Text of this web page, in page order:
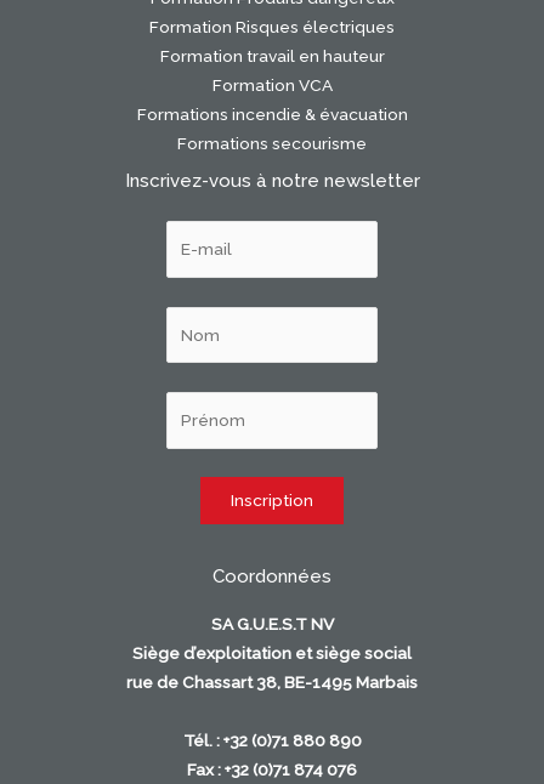
Formation Risques électriques
Formation travail en hauteur
Formation VCA
Formations incendie & évacuation
Formations secourisme
Inscrivez-vous à notre newsletter
Coordonnées
SA G.U.E.S.T NV
Siège d’exploitation et siège social
rue de Chassart 38, BE-1495 Marbais
Tél. : +32 (0)71 880 890
Fax : +32 (0)71 874 076